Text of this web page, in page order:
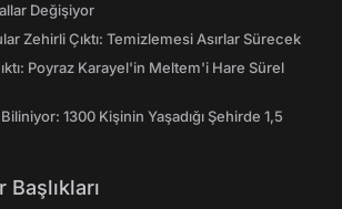
Değişiyor
Zehirli Çıktı: Temizlemesi Asırlar Sürecek
Poyraz Karayel'in Meltem'i Hare Sürel
1300 Kişinin Yaşadığı Şehirde 1,5